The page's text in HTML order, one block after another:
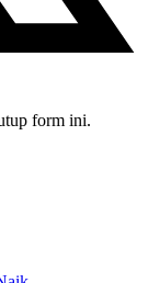
form ini.